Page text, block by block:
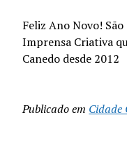
Feliz Ano Novo!
Imprensa Criativa
Canedo desde 2012
Publicado em Cidade